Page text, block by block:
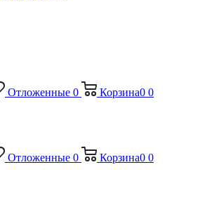
Отложенные 0 Корзина0 0
Отложенные 0 Корзина0 0